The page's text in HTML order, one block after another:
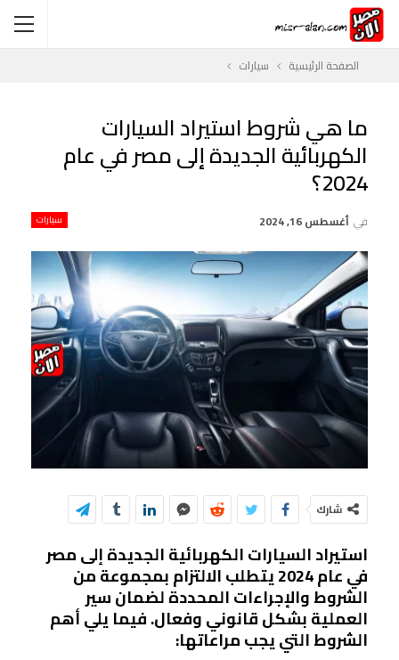
الصفحة الرئيسية سيارات
ما هي شروط استيراد السيارات
الكهربائية الجديدة إلى مصر في عام
2024؟
سيارات في أغسطس 16, 2024
شارك
استيراد السيارات الكهربائية الجديدة إلى مصر
في عام 2024 يتطلب الالتزام بمجموعة من
الشروط والإجراءات المحددة لضمان سير
العملية بشكل قانوني وفعال. فيما يلي أهم
الشروط التي يجب مراعاتها: